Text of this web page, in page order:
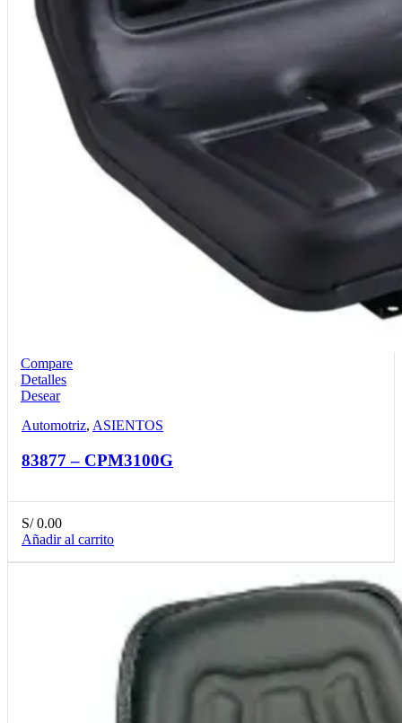
Compare
Detalles
Desear
Automotriz, ASIENTOS
83877 – CPM3100G
S/0.00
Añadir al carrito